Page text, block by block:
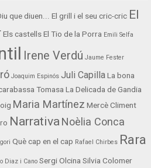
que diuen... El grill i el seu cric-cric El
Els castellsEl Tio de la Porra Emili Selfa
Irene Verdú Jaume Fester
Joaquim Espinós Juli CapillaLa bona
Tomasa La Delicada de Gandia
Maria Martínez Mercè Climent
NarrativaNoèlia Conca
Què cap en el cap Rafael Chirbes Rara
Diaz i Cano Sergi Olcina Silvia Colomer